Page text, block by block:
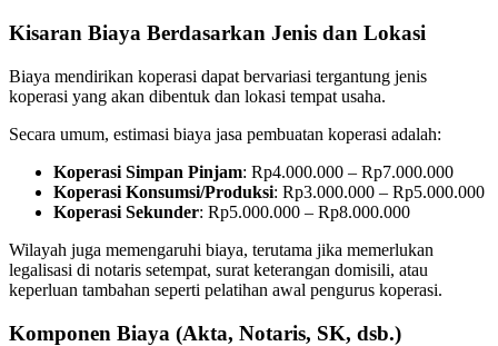
Kisaran Biaya Berdasarkan Jenis dan Lokasi
Biaya mendirikan koperasi dapat bervariasi tergantung jenis
koperasi yang akan dibentuk dan lokasi tempat usaha.
Secara umum, estimasi biaya jasa pembuatan koperasi adalah:
Koperasi Simpan Pinjam: Rp4.000.000 – Rp7.000.000
Koperasi Konsumsi/Produksi: Rp3.000.000 – Rp5.000.000
Koperasi Sekunder: Rp5.000.000 – Rp8.000.000
Wilayah juga memengaruhi biaya, terutama jika memerlukan
legalisasi di notaris setempat, surat keterangan domisili, atau
keperluan tambahan seperti pelatihan awal pengurus koperasi.
Komponen Biaya (Akta, Notaris, SK, dsb.)